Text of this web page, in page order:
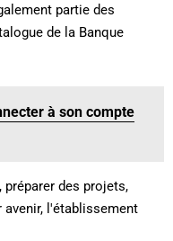
partie des
de la Banque
à son compte
des projets,
l'établissement